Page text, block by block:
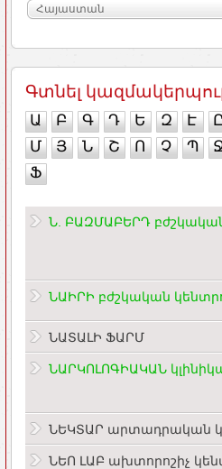
Հայաստան
Գտնել
Ա Բ Գ Դ Ե Զ Է
Մ
Յ Ն Շ Ո Չ Պ
Ֆ
Ն. ԲԱԶՄԱԲԵՐԴ
ՆԱԻՐԻ բժշկական
ՆԱՏԱԼԻ ՖԱՐՄ
ՆԱՐԿՈԼՈԳԻԱԿԱՆ
ՆԵԿՏԱՐ արտադրական
ՆԵՈ ԼԱԲ ախտորոշիչ